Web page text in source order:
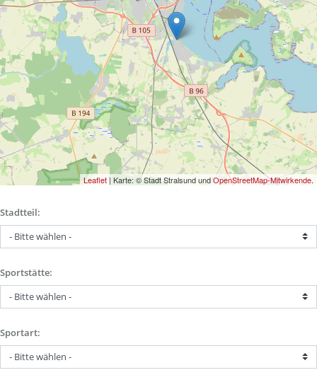
Leaflet | Karte: © Stadt Stralsund undOpenStreetMap-Mitwirkende.
Stadtteil:
Sportstätte:
Sportart: